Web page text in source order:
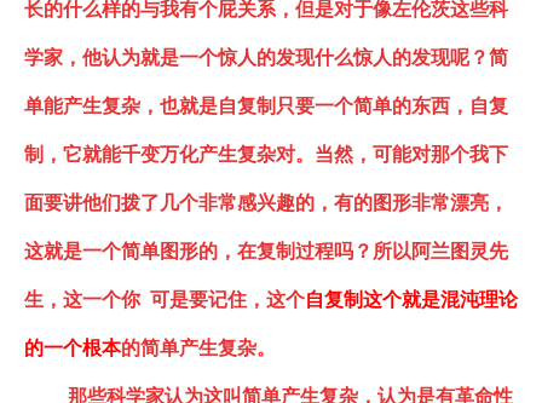
长的什么样的与我有个屁关系，但是对于像左伦茨这些科
学家，他认为就是一个惊人的发现什么惊人的发现呢？简
单能产生复杂，也就是自复制只要一个简单的东西，自复
制，它就能千变万化产生复杂对。当然，可能对那个我下
面要讲他们拨了几个非常感兴趣的，有的图形非常漂亮，
这就是一个简单图形的，在复制过程吗？所以阿兰图灵先
生，这一个你 可是要记住，这个自复制这个就是混沌理论
的一个根本的简单产生复杂。
那些科学家认为这叫简单产生复杂，认为是有革命性